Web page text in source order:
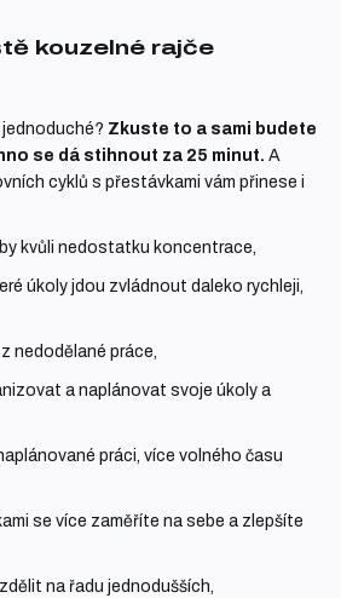
kouzelné rajče
jednoduché? Zkuste to a sami budete
se dá stihnout za 25 minut. A
cyklů s přestávkami vám přinese i
kvůli nedostatku koncentrace,
úkoly jdou zvládnout daleko rychleji,
nedodělané práce,
a naplánovat svoje úkoly a
práci, více volného času
se více zaměříte na sebe a zlepšíte
na řadu jednodušších,